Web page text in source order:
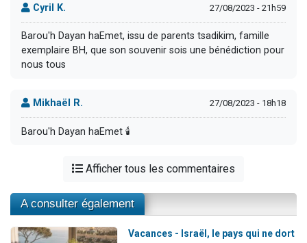
Cyril K. 27/08/2023 - 21h59
Barou'h Dayan haEmet, issu de parents tsadikim, famille
exemplaire BH, que son souvenir sois une bénédiction pour
nous tous
Mikhaël R. 27/08/2023 - 18h18
Barou'h Dayan haEmet 🕯️
Afficher tous les commentaires
A consulter également
Vacances - Israël, le pays qui ne dort